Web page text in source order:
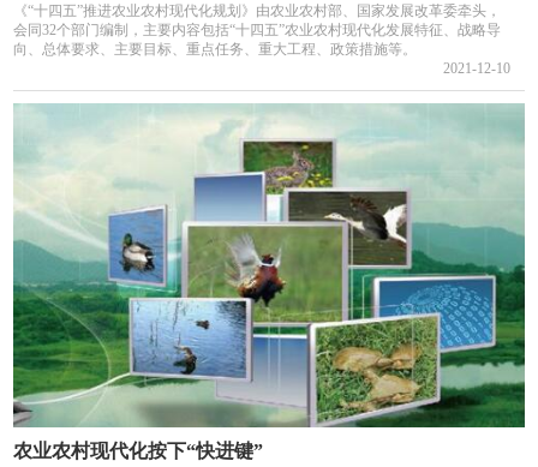
《“十四五”推进农业农村现代化规划》由农业农村部、国家发展改革委牵头，
会同32个部门编制，主要内容包括“十四五”农业农村现代化发展特征、战略导
向、总体要求、主要目标、重点任务、重大工程、政策措施等。
2021-12-10
农业农村现代化按下“快进键”